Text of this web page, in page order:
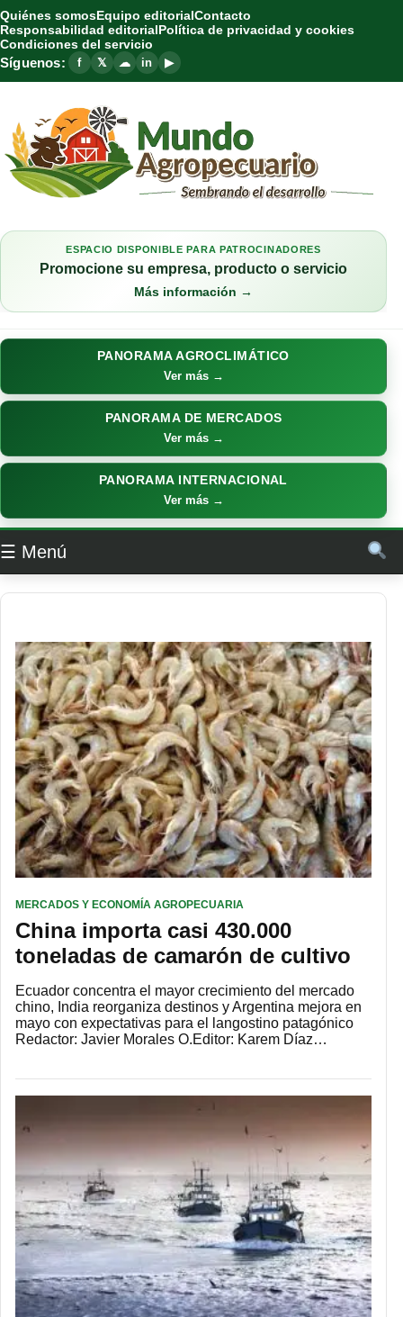
Quiénes somosEquipo editorialContacto
Responsabilidad editorialPolítica de privacidad y cookies
Condiciones del servicio
Síguenos: f 𝕏 ☁ in ▶
ESPACIO DISPONIBLE PARA PATROCINADORES
Promocione su empresa, producto o servicio
Más información →
PANORAMA AGROCLIMÁTICO
Ver más →
PANORAMA DE MERCADOS
Ver más →
PANORAMA INTERNACIONAL
Ver más →
☰ Menú
MERCADOS Y ECONOMÍA AGROPECUARIA
China importa casi 430.000
toneladas de camarón de cultivo
Ecuador concentra el mayor crecimiento del mercado
chino, India reorganiza destinos y Argentina mejora en
mayo con expectativas para el langostino patagónico
Redactor: Javier Morales O.Editor: Karem Díaz…